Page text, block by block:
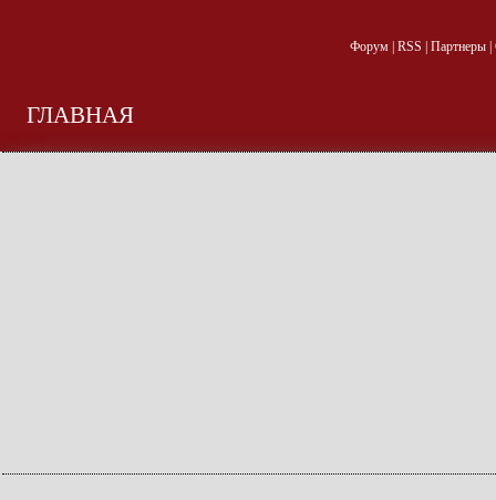
Форум| RSS Партнеры|
ГЛАВНАЯ